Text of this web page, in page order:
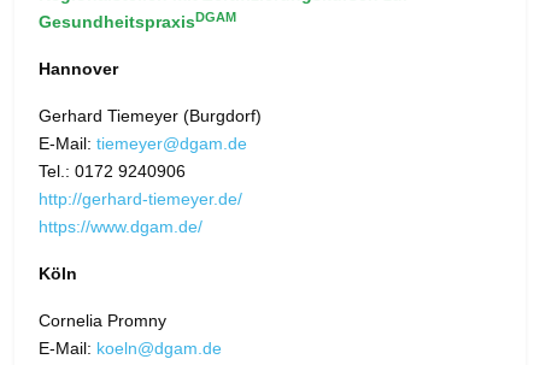
GesundheitspraxisDGAM
Hannover
Gerhard Tiemeyer (Burgdorf)
E-Mail: tiemeyer@dgam.de
Tel.: 0172 9240906
http://gerhard-tiemeyer.de/
https://www.dgam.de/
Köln
Cornelia Promny
E-Mail: koeln@dgam.de